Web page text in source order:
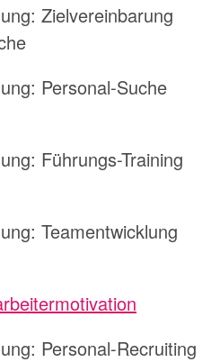
Zielvereinbarung
Personal-Suche
Führungs-Training
Teamentwicklung
Personal-Recruiting